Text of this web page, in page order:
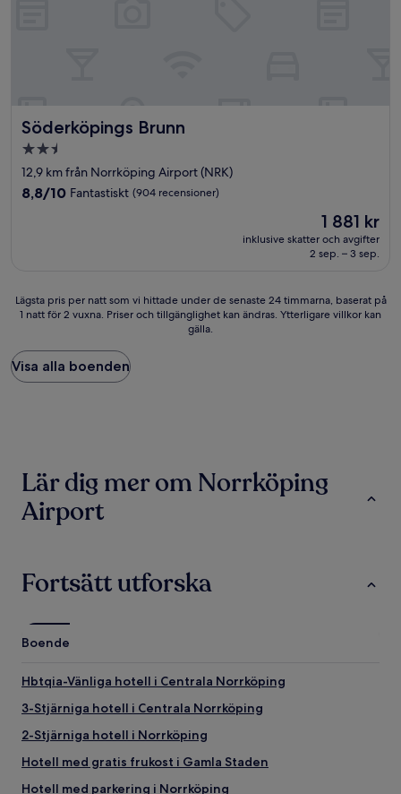
Söderköpings Brunn
Söderköpings Brunn
2.5-
stjärnigt
boende
12,9 km från Norrköping Airport (NRK)
8.8
8,8/10 Fantastiskt (904 recensioner)
Priset
är
1 881 kr
1 881 kr
inklusive skatter och avgifter
2 sep. – 3 sep.
Lägsta
pris
natt
som
vi
baserat
på
1 natt
och
tillgänglighet
ändras.
Ytterligare
gälla.
Lägsta pris per natt som vi hittade under de senaste 24 timmarna, baserat på
1 natt för 2 vuxna. Priser och tillgänglighet kan ändras. Ytterligare villkor kan
gälla.
Visa alla boenden
Lär dig mer om Norrköping
Airport
Fortsätt utforska
Boende
Hbtqia-Vänliga hotell i Centrala Norrköping
3-Stjärniga hotell i Centrala Norrköping
2-Stjärniga hotell i Norrköping
Hotell med gratis frukost i Gamla Staden
Hotell med parkering i Norrköping